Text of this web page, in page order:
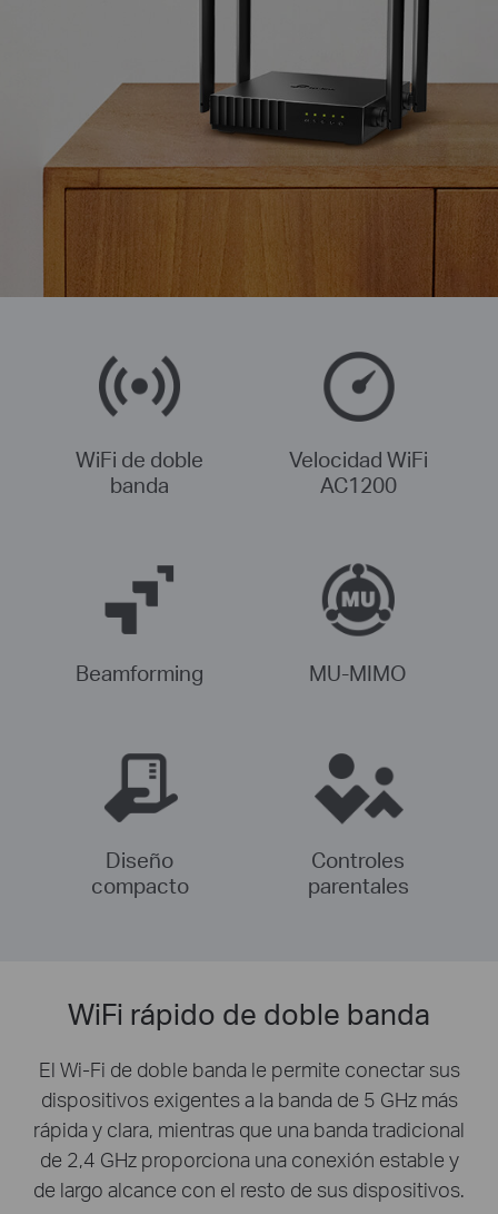
WiFi de doble
banda
Velocidad WiFi
AC1200
Beamforming MU-MIMO
Diseño
compacto
Controles
parentales
WiFi rápido de doble banda
El Wi-Fi de doble banda le permite conectar sus
dispositivos exigentes a la banda de 5 GHz más
rápida y clara, mientras que una banda tradicional
de 2,4 GHz proporciona una conexión estable y
de largo alcance con el resto de sus dispositivos.